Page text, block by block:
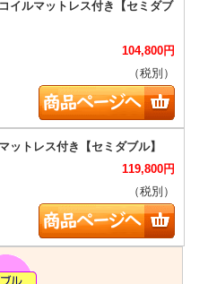
104,800円
（税別）
119,800円
（税別）